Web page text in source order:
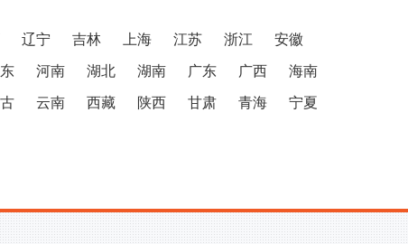
辽宁 吉林 上海 江苏 浙江 安徽
河南 湖北 湖南 广东 广西 海南
云南 西藏 陕西 甘肃 青海 宁夏